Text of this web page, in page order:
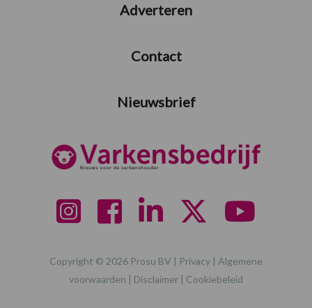
Adverteren
Contact
Nieuwsbrief
Copyright © 2026 Prosu BV | Privacy | Algemene
voorwaarden | Disclaimer | Cookiebeleid